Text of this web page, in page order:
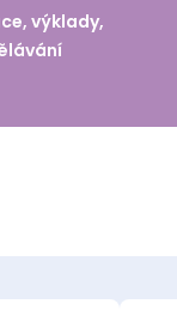
výklady,